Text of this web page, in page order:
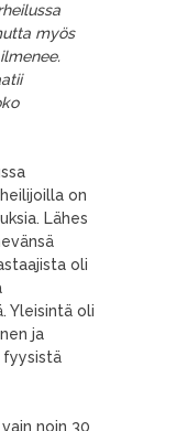
myös
on
Lähes
oli
Yleisintä oli
ja
fyysistä
noin 30